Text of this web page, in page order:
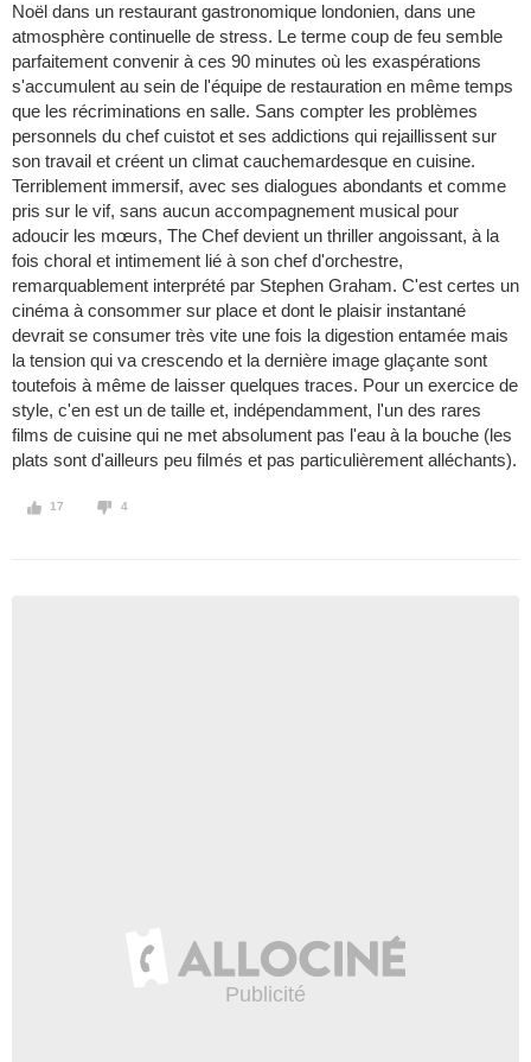
Noël dans un restaurant gastronomique londonien, dans une
atmosphère continuelle de stress. Le terme coup de feu semble
parfaitement convenir à ces 90 minutes où les exaspérations
s'accumulent au sein de l'équipe de restauration en même temps
que les récriminations en salle. Sans compter les problèmes
personnels du chef cuistot et ses addictions qui rejaillissent sur
son travail et créent un climat cauchemardesque en cuisine.
Terriblement immersif, avec ses dialogues abondants et comme
pris sur le vif, sans aucun accompagnement musical pour
adoucir les mœurs, The Chef devient un thriller angoissant, à la
fois choral et intimement lié à son chef d'orchestre,
remarquablement interprété par Stephen Graham. C'est certes un
cinéma à consommer sur place et dont le plaisir instantané
devrait se consumer très vite une fois la digestion entamée mais
la tension qui va crescendo et la dernière image glaçante sont
toutefois à même de laisser quelques traces. Pour un exercice de
style, c'en est un de taille et, indépendamment, l'un des rares
films de cuisine qui ne met absolument pas l'eau à la bouche (les
plats sont d'ailleurs peu filmés et pas particulièrement alléchants).
17 4